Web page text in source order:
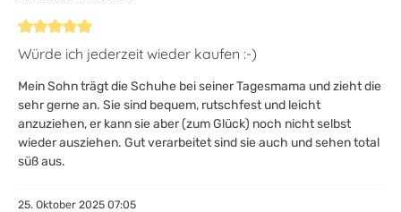
Bewertung mit 5 von 5 Sternen
Würde ich jederzeit wieder kaufen :-)
Mein Sohn trägt die Schuhe bei seiner Tagesmama und zieht die
sehr gerne an. Sie sind bequem, rutschfest und leicht
anzuziehen, er kann sie aber (zum Glück) noch nicht selbst
wieder ausziehen. Gut verarbeitet sind sie auch und sehen total
süß aus.
25. Oktober 2025 07:05